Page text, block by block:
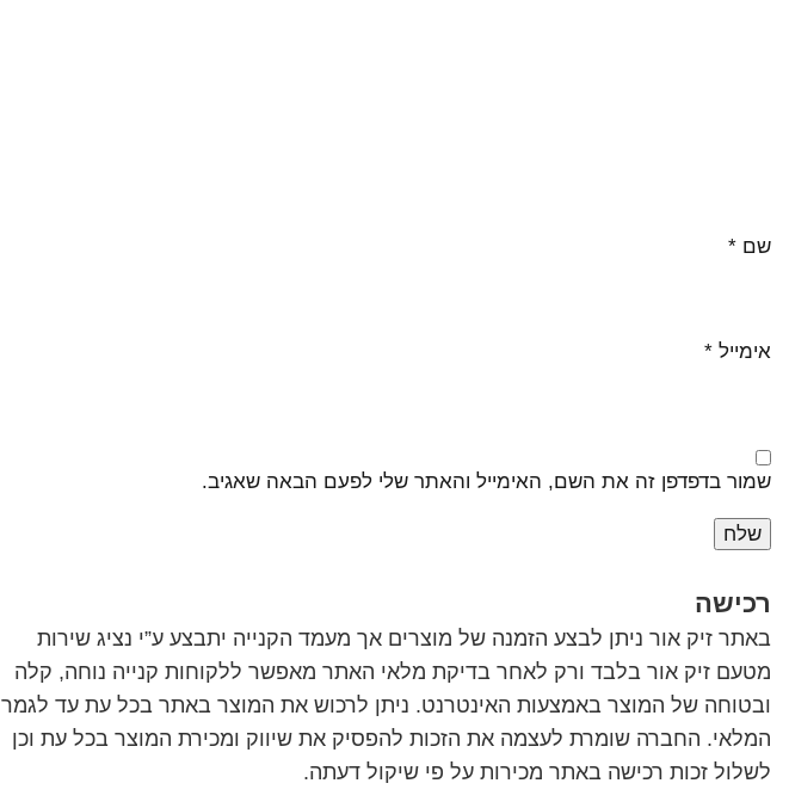
שם *
אימייל *
שמור בדפדפן זה את השם, האימייל והאתר שלי לפעם הבאה שאגיב.
רכישה
באתר זיק אור ניתן לבצע הזמנה של מוצרים אך מעמד הקנייה יתבצע ע”י נציג שירות
מטעם זיק אור בלבד ורק לאחר בדיקת מלאי האתר מאפשר ללקוחות קנייה נוחה, קלה
ובטוחה של המוצר באמצעות האינטרנט. ניתן לרכוש את המוצר באתר בכל עת עד לגמר
המלאי. החברה שומרת לעצמה את הזכות להפסיק את שיווק ומכירת המוצר בכל עת וכן
לשלול זכות רכישה באתר מכירות על פי שיקול דעתה.